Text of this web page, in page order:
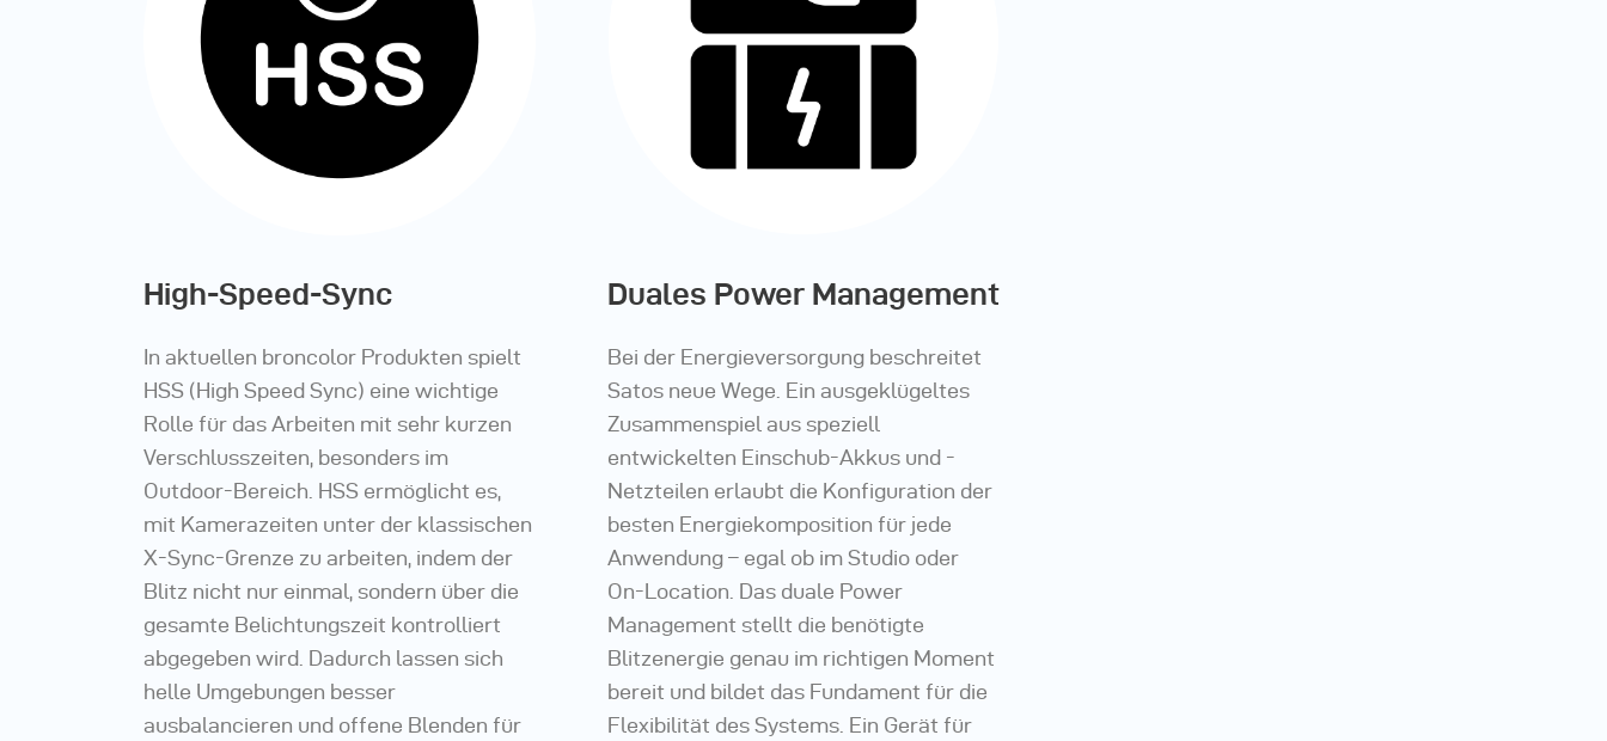
High-Speed-Sync
In aktuellen broncolor Produkten spielt
HSS (High Speed Sync) eine wichtige
Rolle für das Arbeiten mit sehr kurzen
Verschlusszeiten, besonders im
Outdoor-Bereich. HSS ermöglicht es,
mit Kamerazeiten unter der klassischen
X-Sync-Grenze zu arbeiten, indem der
Blitz nicht nur einmal, sondern über die
gesamte Belichtungszeit kontrolliert
abgegeben wird. Dadurch lassen sich
helle Umgebungen besser
ausbalancieren und offene Blenden für
Duales Power Management
Bei der Energieversorgung beschreitet
Satos neue Wege. Ein ausgeklügeltes
Zusammenspiel aus speziell
entwickelten Einschub-Akkus und -
Netzteilen erlaubt die Konfiguration der
besten Energiekomposition für jede
Anwendung – egal ob im Studio oder
On-Location. Das duale Power
Management stellt die benötigte
Blitzenergie genau im richtigen Moment
bereit und bildet das Fundament für die
Flexibilität des Systems. Ein Gerät für